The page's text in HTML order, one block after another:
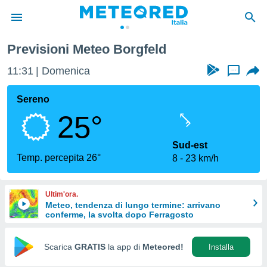
di
per
le
di
Web
Previsioni Meteo Borgfeld
11:31 Domenica ...
Sereno
25°
Temp. percepita 26°
Sud-est
8
23 km/h
Ultim'ora.
Meteo, tendenza di lungo termine: arrivano
conferme, la svolta dopo Ferragosto
Scarica GRATIS la app di Meteored! Installa